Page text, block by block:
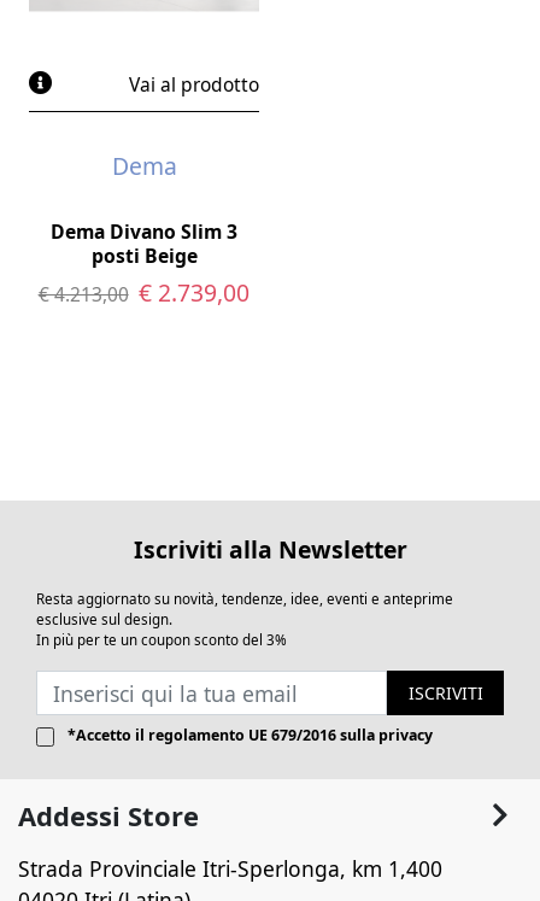
Vai al prodotto
Dema
Dema Divano Slim 3
posti Beige
€ 4.213,00 € 2.739,00
Iscriviti alla Newsletter
Resta aggiornato su novità, tendenze, idee, eventi e anteprime
esclusive sul design.
In più per te un coupon sconto del 3%
ISCRIVITI
*Accetto il regolamento UE 679/2016sulla privacy
Addessi Store
Strada Provinciale Itri-Sperlonga, km 1,400